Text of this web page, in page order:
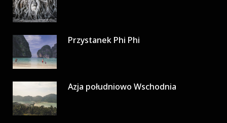
Przystanek Phi Phi
Azja południowo Wschodnia